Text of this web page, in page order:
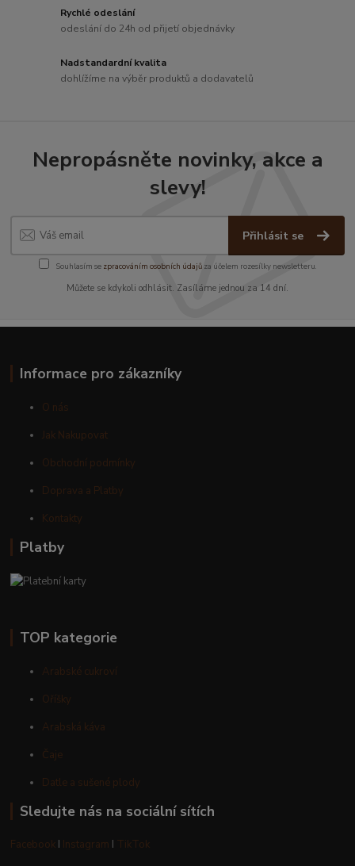
Rychlé odeslání
odeslání do 24h od přijetí objednávky
Nadstandardní kvalita
dohlížíme na výběr produktů a dodavatelů
Nepropásněte novinky, akce a
slevy!
Přihlásit se
Souhlasím se zpracováním osobních údajůza účelem rozesílky newsletteru.
Můžete se kdykoli odhlásit. Zasíláme jednou za 14 dní.
Informace pro zákazníky
O nás
Jak Nakupovat
Obchodní podmínky
Doprava a Platby
Kontakty
Platby
TOP kategorie
Arabské cukroví
Oříšky
Arabská káva
Čaje
Datle a sušené plody
Sledujte nás na sociální sítích
Facebook I Instagram I TikTok